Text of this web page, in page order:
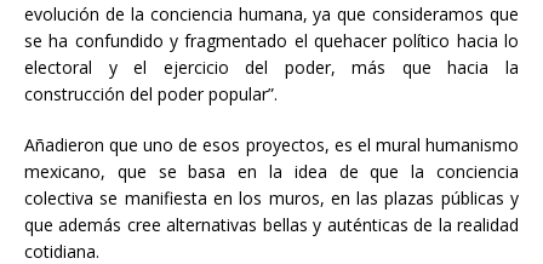
evolución de la conciencia humana, ya que consideramos que
se ha confundido y fragmentado el quehacer político hacia lo
electoral y el ejercicio del poder, más que hacia la
construcción del poder popular”.
Añadieron que uno de esos proyectos, es el mural humanismo
mexicano, que se basa en la idea de que la conciencia
colectiva se manifiesta en los muros, en las plazas públicas y
que además cree alternativas bellas y auténticas de la realidad
cotidiana.